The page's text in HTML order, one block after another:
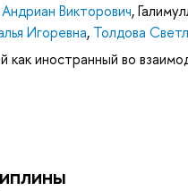
Викторович,
Игоревна, Толдова
как иностранный во